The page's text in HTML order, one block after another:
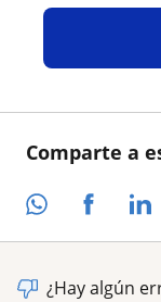
Comparte a
¿Hay algún